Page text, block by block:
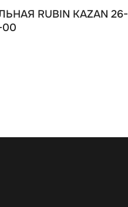
RUBIN KAZAN 26-
00